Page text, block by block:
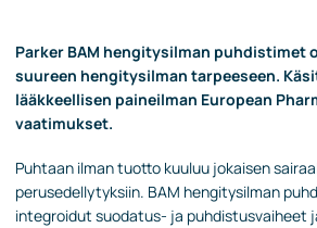
Parker BAM hengitysilman puhdistimet
suureen hengitysilman tarpeeseen.
lääkkeellisen paineilman European
vaatimukset.
Puhtaan ilman tuotto kuuluu jokaisen
perusedellytyksiin. BAM hengitysilman
integroidut suodatus- ja puhdistusvaiheet